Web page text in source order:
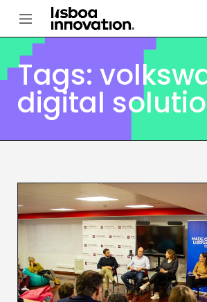
Tags:
digital